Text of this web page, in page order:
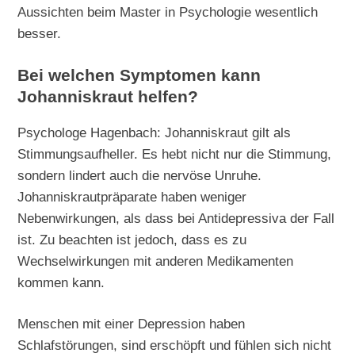
Aussichten beim Master in Psychologie wesentlich
besser.
Bei welchen Symptomen kann
Johanniskraut helfen?
Psychologe Hagenbach: Johanniskraut gilt als
Stimmungsaufheller. Es hebt nicht nur die Stimmung,
sondern lindert auch die nervöse Unruhe.
Johanniskrautpräparate haben weniger
Nebenwirkungen, als dass bei Antidepressiva der Fall
ist. Zu beachten ist jedoch, dass es zu
Wechselwirkungen mit anderen Medikamenten
kommen kann.
Menschen mit einer Depression haben
Schlafstörungen, sind erschöpft und fühlen sich nicht